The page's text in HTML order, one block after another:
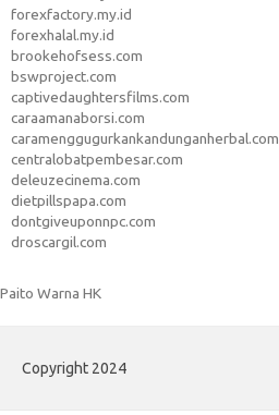
forexfactory.my.id
forexhalal.my.id
brookehofsess.com
bswproject.com
captivedaughtersfilms.com
caraamanaborsi.com
caramenggugurkankandunganherbal.com
centralobatpembesar.com
deleuzecinema.com
dietpillspapa.com
dontgiveuponnpc.com
droscargil.com
Paito Warna HK
Copyright 2024